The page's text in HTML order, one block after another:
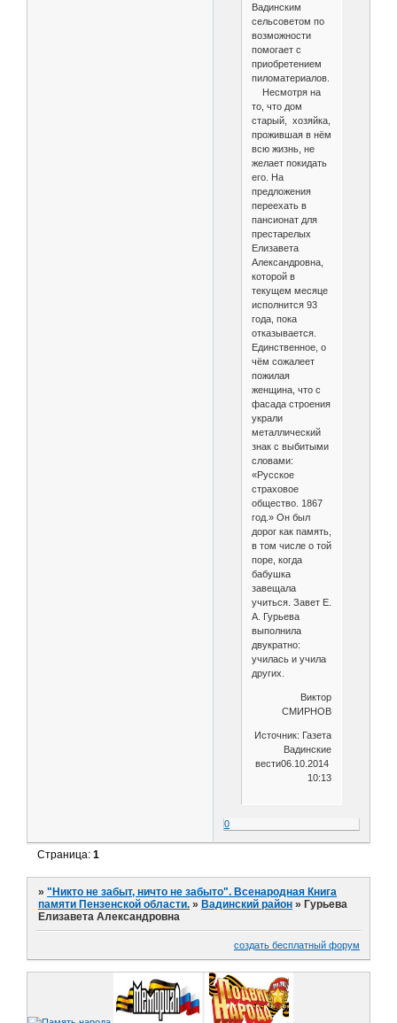
Вадинским
сельсоветом по
возможности
помогает с
приобретением
пиломатериалов.
Несмотря на
то, что дом
старый, хозяйка,
прожившая в нём
всю жизнь, не
желает покидать
его. На
предложения
переехать в
пансионат для
престарелых
Елизавета
Александровна,
которой в
текущем месяце
исполнится 93
года, пока
отказывается.
Единственное, о
чём сожалеет
пожилая
женщина, что с
фасада строения
украли
металлический
знак с выбитыми
словами:
«Русское
страховое
общество. 1867
год.» Он был
дорог как память,
в том числе о той
поре, когда
бабушка
завещала
учиться. Завет Е.
А. Гурьева
выполнила
двукратно:
училась и учила
других.
Виктор
СМИРНОВ
Источник: Газета
Вадинские
вести06.10.2014
10:13
0
Страница:1
»"Никто не забыт, ничто не забыто". Всенародная Книга
памяти Пензенской области. » Вадинский район » Гурьева
Елизавета Александровна
создать бесплатный форум